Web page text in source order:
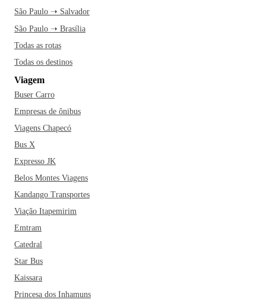
São Paulo ➝ Salvador
São Paulo ➝ Brasília
Todas as rotas
Todas os destinos
Viagem
Buser Carro
Empresas de ônibus
Viagens Chapecó
Bus X
Expresso JK
Belos Montes Viagens
Kandango Transportes
Viação Itapemirim
Emtram
Catedral
Star Bus
Kaissara
Princesa dos Inhamuns